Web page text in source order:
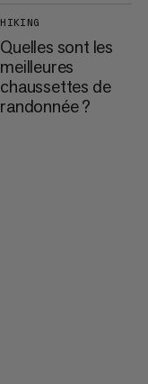
HIKING
Quelles sont les
meilleures
chaussettes de
randonnée ?